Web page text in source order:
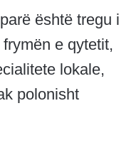
është tregu i
e qytetit,
lokale,
polonisht